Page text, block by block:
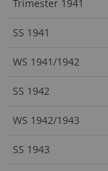
Trimester 1941
SS 1941
WS 1941/1942
SS 1942
WS 1942/1943
SS 1943